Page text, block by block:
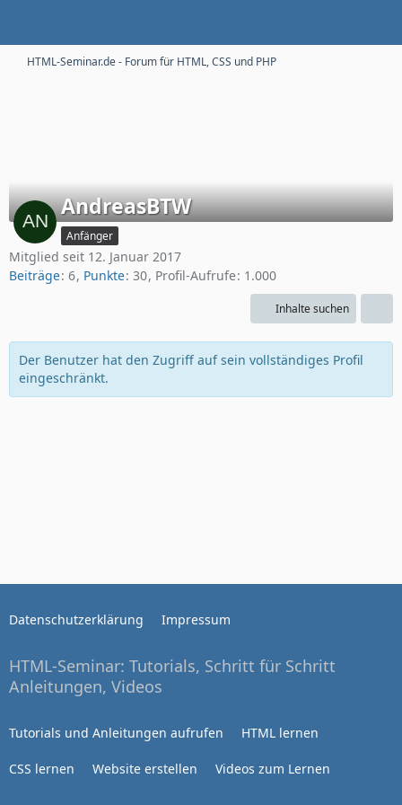
HTML-Seminar.de - Forum für HTML, CSS und PHP
AndreasBTW
Anfänger
Mitglied seit 12. Januar 2017
Beiträge 6 Punkte 30 Profil-Aufrufe 1.000
Inhalte suchen
Der Benutzer hat den Zugriff auf sein vollständiges Profil
eingeschränkt.
Datenschutzerklärung Impressum
HTML-Seminar: Tutorials, Schritt für Schritt
Anleitungen, Videos
Tutorials und Anleitungen aufrufen HTML lernen
CSS lernen Website erstellen Videos zum Lernen